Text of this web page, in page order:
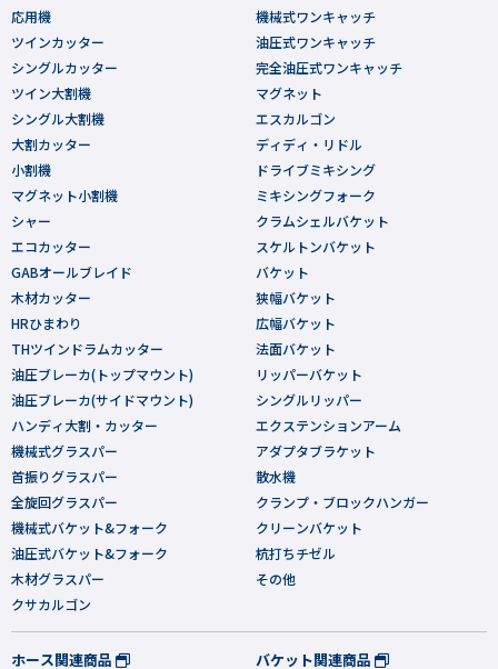
応用機
ツインカッター
シングルカッター
ツイン大割機
シングル大割機
大割カッター
小割機
マグネット小割機
シャー
エコカッター
GABオールブレイド
木材カッター
HRひまわり
THツインドラムカッター
油圧ブレーカ(トップマウント)
油圧ブレーカ(サイドマウント)
ハンディ大割・カッター
機械式グラスパー
首振りグラスパー
全旋回グラスパー
機械式バケット&フォーク
油圧式バケット&フォーク
木材グラスパー
クサカルゴン
機械式ワンキャッチ
油圧式ワンキャッチ
完全油圧式ワンキャッチ
マグネット
エスカルゴン
ディディ・リドル
ドライブミキシング
ミキシングフォーク
クラムシェルバケット
スケルトンバケット
バケット
狭幅バケット
広幅バケット
法面バケット
リッパーバケット
シングルリッパー
エクステンションアーム
アダプタブラケット
散水機
クランプ・ブロックハンガー
クリーンバケット
杭打ちチゼル
その他
ホース関連商品 バケット関連商品